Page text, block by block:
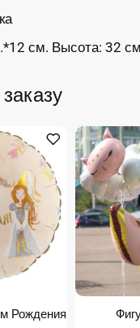
см. Высота: 32
Рождения